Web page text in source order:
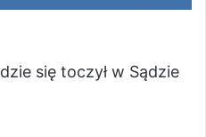
się toczył w Sądzie